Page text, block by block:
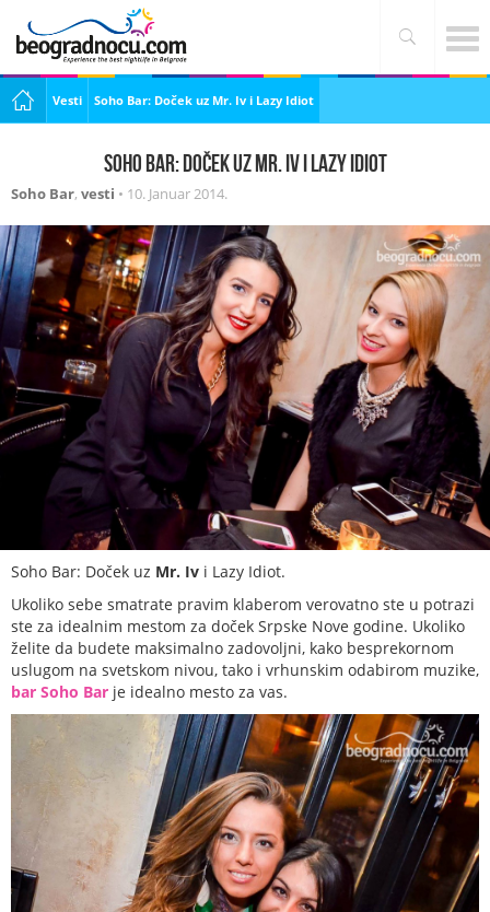
Vesti Soho Bar: Doček uz Mr. Iv i Lazy Idiot
Soho Bar: Doček uz Mr. Iv i Lazy Idiot
Soho Bar, vesti • 10. Januar 2014.
Soho Bar: Doček uz Mr. Iv i Lazy Idiot.
Ukoliko sebe smatrate pravim klaberom verovatno ste u potrazi
ste za idealnim mestom za doček Srpske Nove godine. Ukoliko
želite da budete maksimalno zadovoljni, kako besprekornom
uslugom na svetskom nivou, tako i vrhunskim odabirom muzike,
bar Soho Bar je idealno mesto za vas.